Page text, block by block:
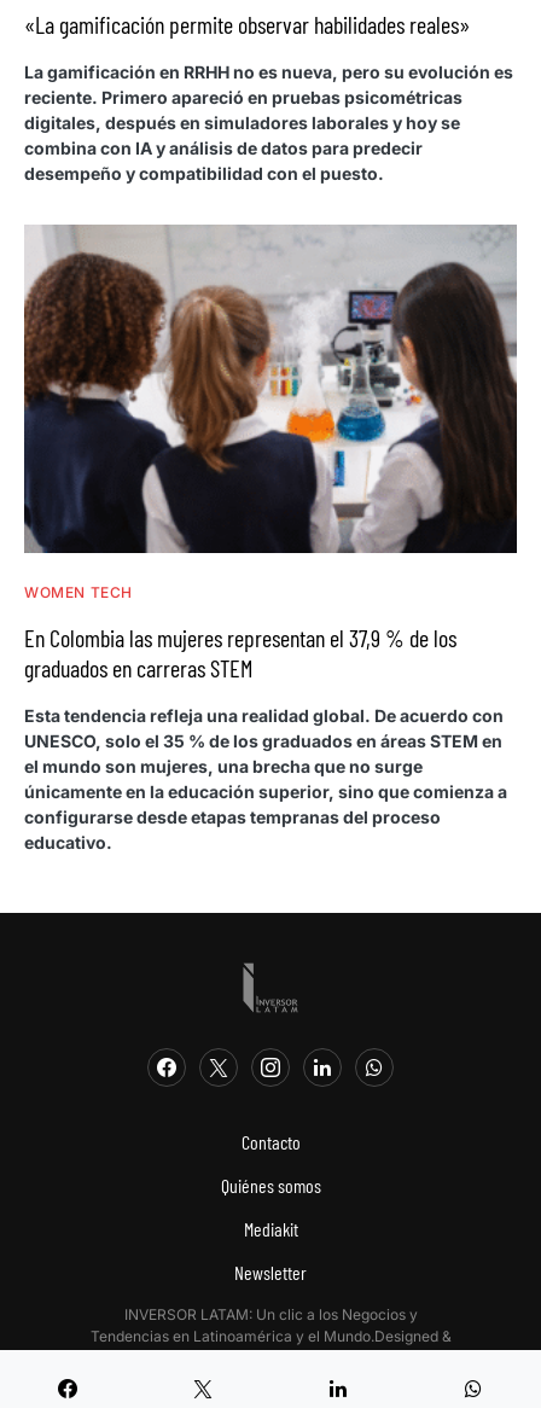
«La gamificación permite observar habilidades reales»
La gamificación en RRHH no es nueva, pero su evolución es
reciente. Primero apareció en pruebas psicométricas
digitales, después en simuladores laborales y hoy se
combina con IA y análisis de datos para predecir
desempeño y compatibilidad con el puesto.
WOMEN TECH
En Colombia las mujeres representan el 37,9 % de los
graduados en carreras STEM
Esta tendencia refleja una realidad global. De acuerdo con
UNESCO, solo el 35 % de los graduados en áreas STEM en
el mundo son mujeres, una brecha que no surge
únicamente en la educación superior, sino que comienza a
configurarse desde etapas tempranas del proceso
educativo.
Contacto
Quiénes somos
Mediakit
Newsletter
INVERSOR LATAM: Un clic a los Negocios y
Tendencias en Latinoamérica y el Mundo.Designed &